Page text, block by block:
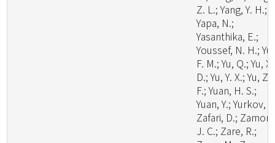
Z. L.; Yang, Y. H.;
Yapa, N.;
Yasanthika, E.;
Youssef, N. H.; Yu,
F. M.; Yu, Q.; Yu, X.
D.; Yu, Y. X.; Yu, Z.
F.; Yuan, H. S.;
Yuan, Y.; Yurkov,
Zafari, D.;
J. C.; Zare, R.;